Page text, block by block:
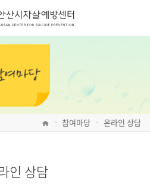
> 참여마당 > 온라인 상담
인 상담